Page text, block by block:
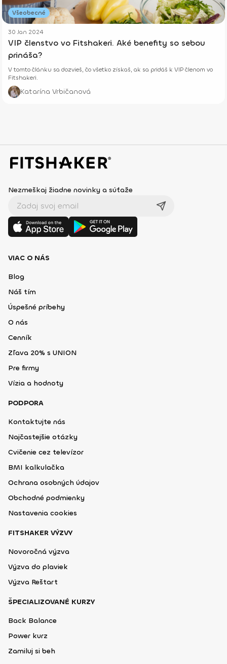
Všeobecné
30 Jan 2024
VIP členstvo vo Fitshakeri. Aké benefity so sebou
prináša?
V tomto článku sa dozvieš, čo všetko získaš, ak sa pridáš k VIP členom vo
Fitshakeri.
Katarína Vrbičanová
Nezmeškaj žiadne novinky a súťaže
VIAC O NÁS
Blog
Náš tím
Úspešné príbehy
O nás
Cenník
Zľava 20% s UNION
Pre firmy
Vízia a hodnoty
PODPORA
Kontaktujte nás
Najčastejšie otázky
Cvičenie cez televízor
BMI kalkulačka
Ochrana osobných údajov
Obchodné podmienky
Nastavenia cookies
FITSHAKER VÝZVY
Novoročná výzva
Výzva do plaviek
Výzva Reštart
ŠPECIALIZOVANÉ KURZY
Back Balance
Power kurz
Zamiluj si beh